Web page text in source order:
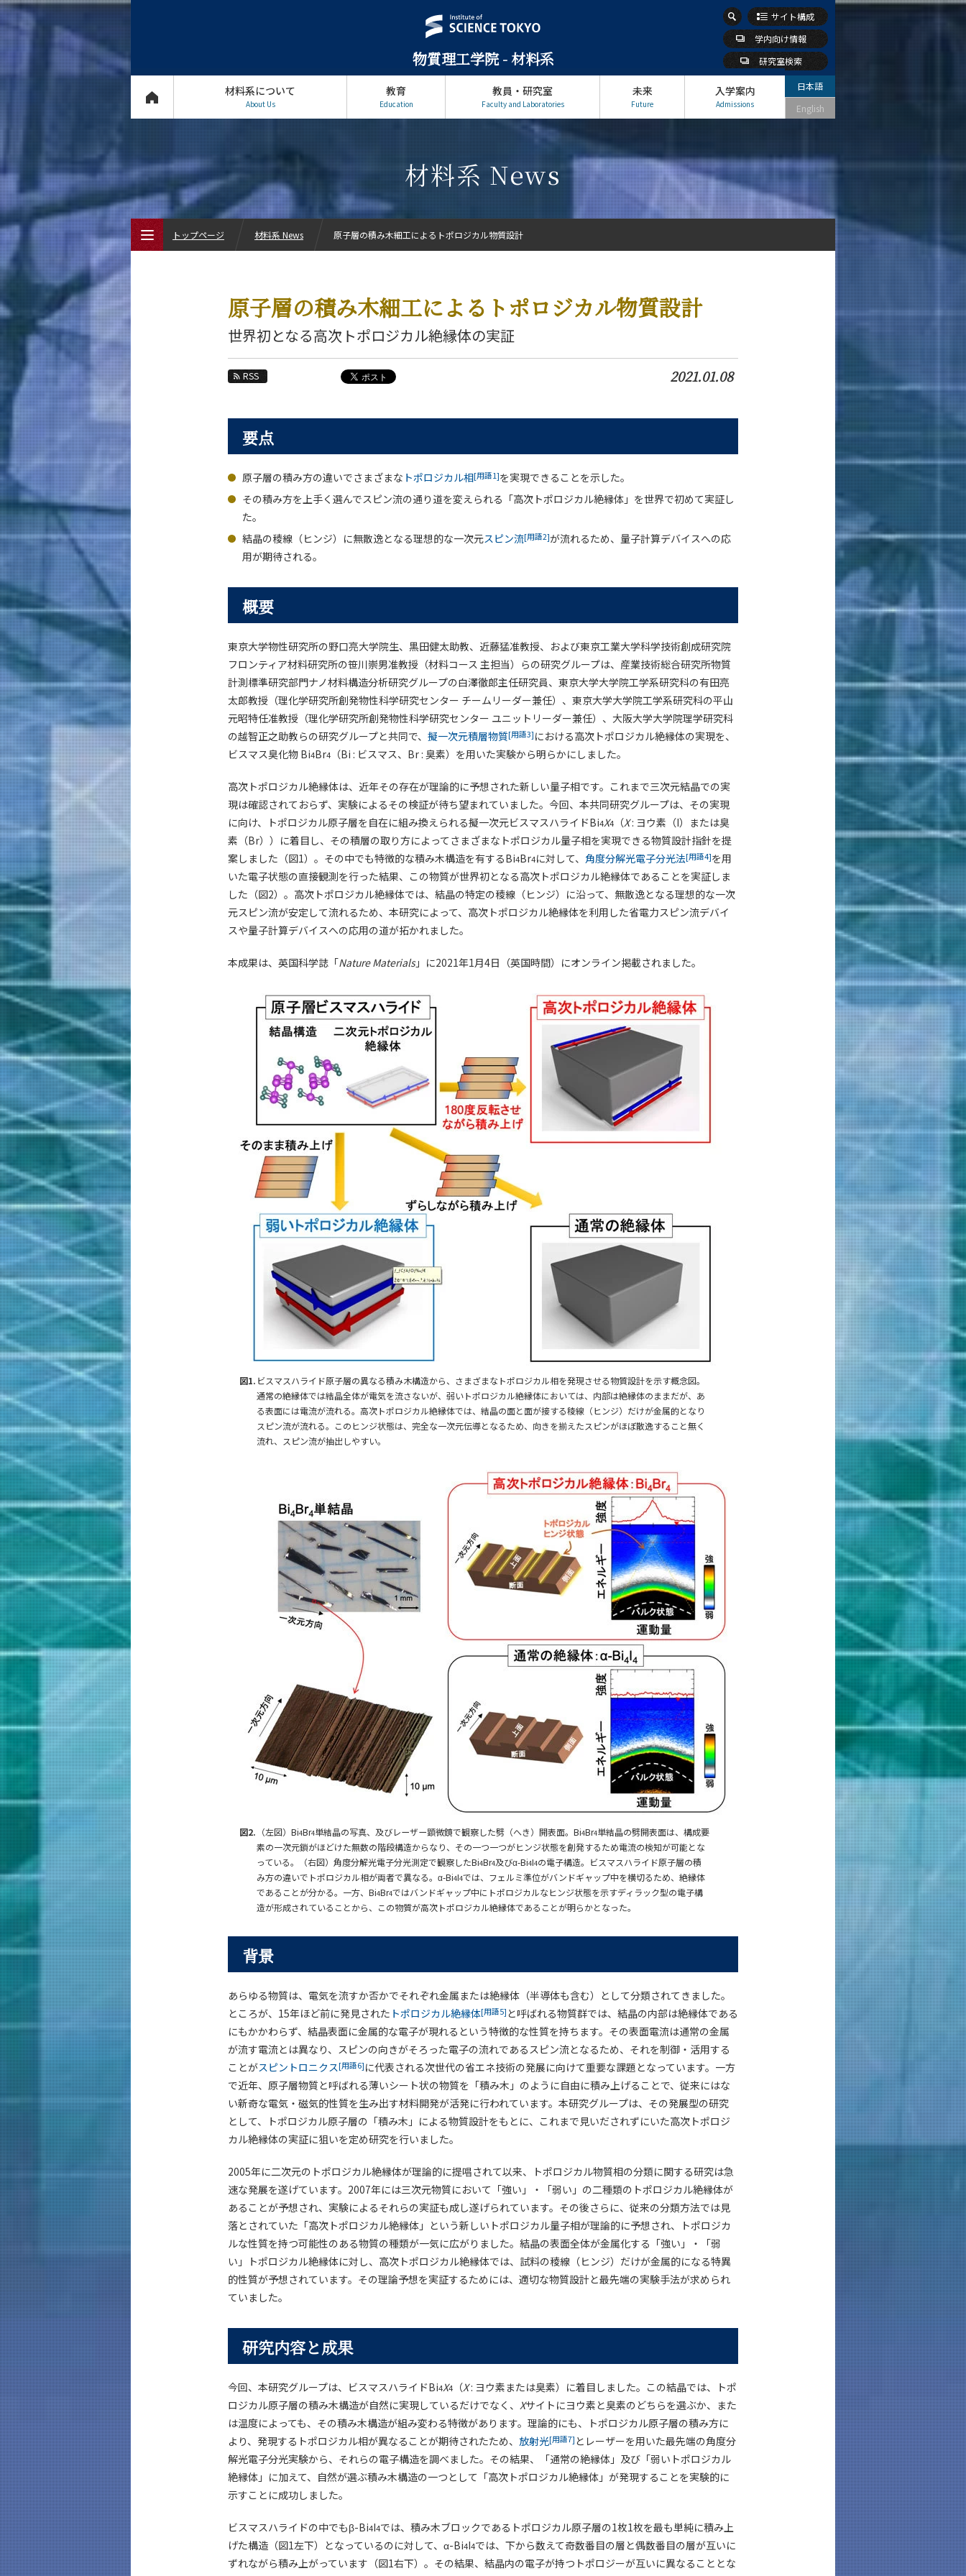
物質理工学院 - 材料系
サイト構成
学内向け情報
研究室検索
材料系について
About Us
教育
Education
教員・研究室
Faculty and Laboratories
未来
Future
入学案内
Admissions
日本語
English
材料系 News
原子層の積み木細工によるトポロジカル物質設計
世界初となる高次トポロジカル絶縁体の実証
RSS 2021.01.08
要点
原子層の積み方の違いでさまざまな トポロジカル相[用語1]を実現できることを示した。
その積み方を上手く選んでスピン流の通り道を変えられる「高次トポロジカル絶縁体」を世界で初めて実証し
た。
結晶の稜線（ヒンジ）に無散逸となる理想的な一次元スピン流[用語2]が流れるため、量子計算デバイスへの応
用が期待される。
概要
東京大学物性研究所の野口亮大学院生、黒田健太助教、近藤猛准教授、および東京工業大学科学技術創成研究院
フロンティア材料研究所の笹川崇男准教授（材料コース 主担当）らの研究グループは、産業技術総合研究所物質
計測標準研究部門ナノ材料構造分析研究グループの白澤徹郎主任研究員、東京大学大学院工学系研究科の有田亮
太郎教授（理化学研究所創発物性科学研究センター チームリーダー兼任）、東京大学大学院工学系研究科の平山
元昭特任准教授（理化学研究所創発物性科学研究センター ユニットリーダー兼任）、大阪大学大学院理学研究科
の越智正之助教らの研究グループと共同で、 擬一次元積層物質[用語3]における高次トポロジカル絶縁体の実現を、
ビスマス臭化物 Bi4Br4 （Bi : ビスマス、Br : 臭素）を用いた実験から明らかにしました。
高次トポロジカル絶縁体は、近年その存在が理論的に予想された新しい量子相です。これまで三次元結晶での実
現は確認されておらず、実験によるその検証が待ち望まれていました。今回、本共同研究グループは、その実現
に向け、トポロジカル原子層を自在に組み換えられる擬一次元ビスマスハライドBi4X4 （X: ヨウ素（I）または臭
素（Br））に着目し、その積層の取り方によってさまざまなトポロジカル量子相を実現できる物質設計指針を提
案しました（図1）。その中でも特徴的な積み木構造を有するBi4Br4に対して、 角度分解光電子分光法[用語4]を用
いた電子状態の直接観測を行った結果、この物質が世界初となる高次トポロジカル絶縁体であることを実証しま
した（図2）。高次トポロジカル絶縁体では、結晶の特定の稜線（ヒンジ）に沿って、無散逸となる理想的な一次
元スピン流が安定して流れるため、本研究によって、高次トポロジカル絶縁体を利用した省電力スピン流デバイ
スや量子計算デバイスへの応用の道が拓かれました。
本成果は、英国科学誌「Nature Materials」に2021年1月4日（英国時間）にオンライン掲載されました。
図1. ビスマスハライド原子層の異なる積み木構造から、さまざまなトポロジカル相を発現させる物質設計を示す概念図。
通常の絶縁体では結晶全体が電気を流さないが、弱いトポロジカル絶縁体においては、内部は絶縁体のままだが、あ
る表面には電流が流れる。高次トポロジカル絶縁体では、結晶の面と面が接する稜線（ヒンジ）だけが金属的となり
スピン流が流れる。このヒンジ状態は、完全な一次元伝導となるため、向きを揃えたスピンがほぼ散逸すること無く
流れ、スピン流が抽出しやすい。
図2. （左図）Bi4Br4単結晶の写真、及びレーザー顕微鏡で観察した劈（へき）開表面。Bi4Br4単結晶の劈開表面は、構成要
素の一次元鎖がほどけた無数の階段構造からなり、その一つ一つがヒンジ状態を創発するため電流の検知が可能とな
っている。（右図）角度分解光電子分光測定で観察したBi4Br4及びα-Bi4I4の電子構造。ビスマスハライド原子層の積
み方の違いでトポロジカル相が両者で異なる。α-Bi4I4では、フェルミ準位がバンドギャップ中を横切るため、絶縁体
であることが分かる。一方、Bi4Br4ではバンドギャップ中にトポロジカルなヒンジ状態を示すディラック型の電子構
造が形成されていることから、この物質が高次トポロジカル絶縁体であることが明らかとなった。
背景
あらゆる物質は、電気を流すか否かでそれぞれ金属または絶縁体（半導体も含む）として分類されてきました。
ところが、15年ほど前に発見された トポロジカル絶縁体[用語5]と呼ばれる物質群では、結晶の内部は絶縁体である
にもかかわらず、結晶表面に金属的な電子が現れるという特徴的な性質を持ちます。その表面電流は通常の金属
が流す電流とは異なり、スピンの向きがそろった電子の流れであるスピン流となるため、それを制御・活用する
ことがスピントロニクス[用語6]に代表される次世代の省エネ技術の発展に向けて重要な課題となっています。一方
で近年、原子層物質と呼ばれる薄いシート状の物質を「積み木」のように自由に積み上げることで、従来にはな
い新奇な電気・磁気的性質を生み出す材料開発が活発に行われています。本研究グループは、その発展型の研究
として、トポロジカル原子層の「積み木」による物質設計をもとに、これまで見いだされずにいた高次トポロジ
カル絶縁体の実証に狙いを定め研究を行いました。
2005年に二次元のトポロジカル絶縁体が理論的に提唱されて以来、トポロジカル物質相の分類に関する研究は急
速な発展を遂げています。2007年には三次元物質において「強い」・「弱い」の二種類のトポロジカル絶縁体が
あることが予想され、実験によるそれらの実証も成し遂げられています。その後さらに、従来の分類方法では見
落とされていた「高次トポロジカル絶縁体」という新しいトポロジカル量子相が理論的に予想され、トポロジカ
ルな性質を持つ可能性のある物質の種類が一気に広がりました。結晶の表面全体が金属化する「強い」・「弱
い」トポロジカル絶縁体に対し、高次トポロジカル絶縁体では、試料の稜線（ヒンジ）だけが金属的になる特異
的性質が予想されています。その理論予想を実証するためには、適切な物質設計と最先端の実験手法が求められ
ていました。
研究内容と成果
今回、本研究グループは、ビスマスハライドBi4X4 （X: ヨウ素または臭素）に着目しました。この結晶では、トポ
ロジカル原子層の積み木構造が自然に実現しているだけでなく、 Xサイトにヨウ素と臭素のどちらを選ぶか、また
は温度によっても、その積み木構造が組み変わる特徴があります。理論的にも、トポロジカル原子層の積み方に
より、発現するトポロジカル相が異なることが期待されたため、 放射光[用語7]とレーザーを用いた最先端の角度分
解光電子分光実験から、それらの電子構造を調べました。その結果、「通常の絶縁体」及び「弱いトポロジカル
絶縁体」に加えて、自然が選ぶ積み木構造の一つとして「高次トポロジカル絶縁体」が発現することを実験的に
示すことに成功しました。
ビスマスハライドの中でもβ-Bi4I4では、積み木ブロックであるトポロジカル原子層の1枚1枚を最も単純に積み上
げた構造（図1左下）となっているのに対して、α-Bi4I4では、下から数えて奇数番目の層と偶数番目の層が互いに
ずれながら積み上がっています（図1右下）。その結果、結晶内の電子が持つトポロジーが互いに異なることとな
トップページ 材料系 News 原子層の積み木細工によるトポロジカル物質設計